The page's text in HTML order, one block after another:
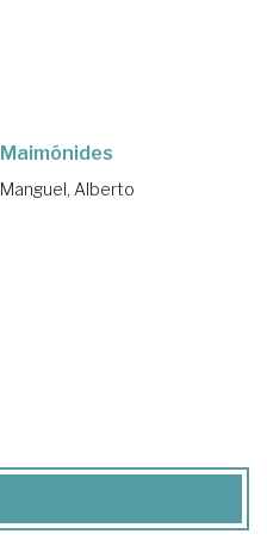
Maimónides
Manguel, Alberto